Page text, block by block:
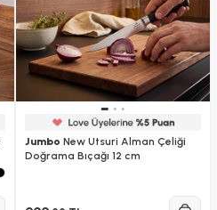
Jumbo New Utsuri Alman Çeliği
Doğrama Bıçağı 12 cm